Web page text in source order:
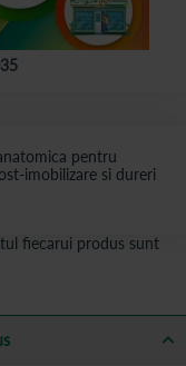
pentru
imobilizare si dureri
fiecarui produs sunt